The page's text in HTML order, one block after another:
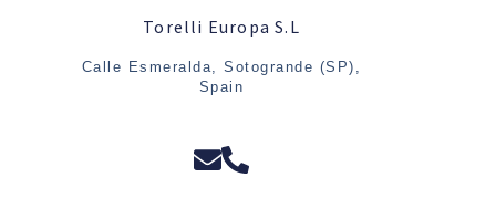
Torelli Europa S.L
Calle Esmeralda, Sotogrande (SP),
Spain